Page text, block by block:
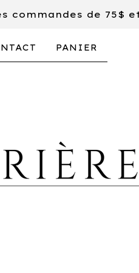
commandes de 75$
PANIER